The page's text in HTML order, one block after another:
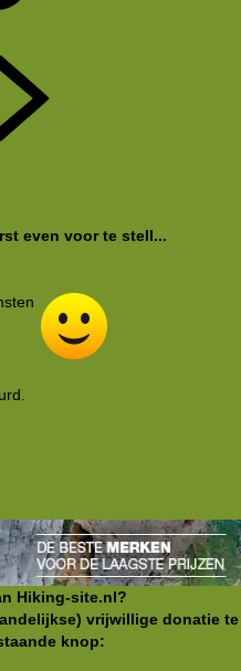
even voor te stell...
Hiking-site.nl?
vrijwillige donatie te
knop: